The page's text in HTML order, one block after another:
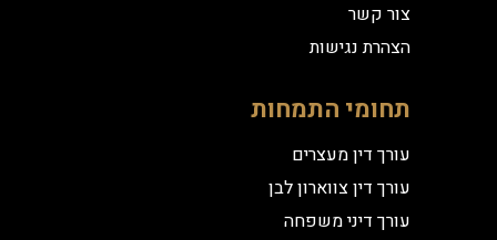
צור קשר
הצהרת נגישות
תחומי התמחות
עורך דין מעצרים
עורך דין צווארון לבן
עורך דיני משפחה